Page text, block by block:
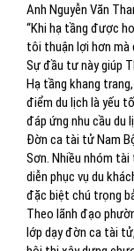
Anh Nguyễn Văn
“Khi hạ tầng được
tôi thuận lợi hơn mà
Sự đầu tư này giúp
Hạ tầng khang
điểm du lịch là yếu
đáp ứng nhu cầu du
Đờn ca tài tử Nam
Sơn. Nhiều nhóm
diễn phục vụ du
đặc biệt chú trọng
Theo lãnh đạo
lớp dạy đờn ca tài